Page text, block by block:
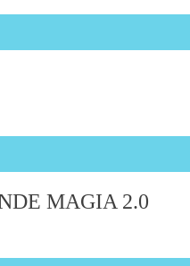
MAGIA 2.0